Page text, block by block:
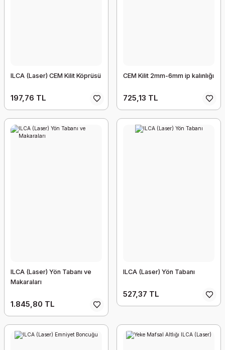
ILCA (Laser) CEM Kilit Köprüsü
197,76 TL
CEM Kilit 2mm-6mm ip kalınlığı
725,13 TL
ILCA (Laser) Yön Tabanı ve
Makaraları
1.845,80 TL
ILCA (Laser) Yön Tabanı
527,37 TL